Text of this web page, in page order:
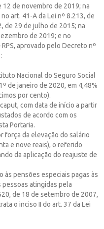
de novembro de 2019; na
art. 41-A da Lei nº 8.213, de
de 29 de julho de 2015; na
de 2019; e no
aprovado pelo Decreto nº
Nacional do Seguro Social
de janeiro de 2020, em 4,48%
por cento).
com data de início a partir
de acordo com os
Portaria.
força da elevação do salário
e nove reais), o referido
da aplicação do reajuste de
às pensões especiais pagas às
pessoas atingidas pela
de 18 de setembro de 2007,
o inciso II do art. 37 da Lei